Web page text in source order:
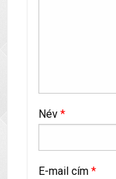
Név *
E-mail cím *